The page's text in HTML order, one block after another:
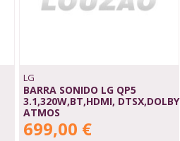
LG
BARRA SONIDO LG QP5
3.1,320W,BT,HDMI, DTSX,DOLBY
ATMOS
699,00 €